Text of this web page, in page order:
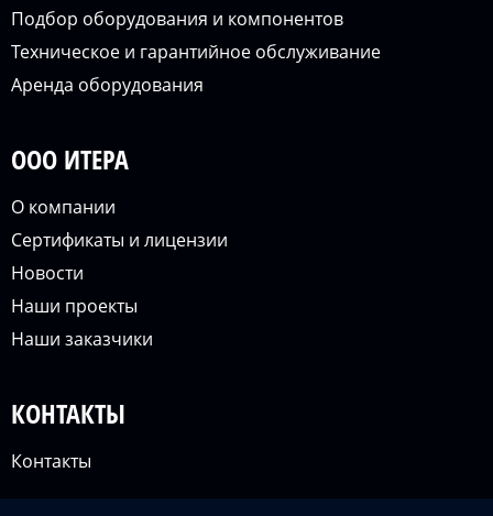
Подбор оборудования и компонентов
Техническое и гарантийное обслуживание
Аренда оборудования
ООО ИТЕРА
О компании
Сертификаты и лицензии
Новости
Наши проекты
Наши заказчики
КОНТАКТЫ
Контакты